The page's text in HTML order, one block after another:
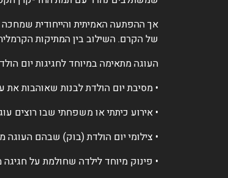
אך ההפתעה האמיתית והייחודית
של הקרם. השילוב בין המתיקות
העוגה מתאימה במיוחד לחגיגות יום
• מסיבת יום הולדת לבנות שאוהבות את
• אירוע כיתתי או משפחתי שבו רוצים
• צילומי יום הולדת (בוק) שבהם
• פינוק מיוחד לילדה שחולמת על